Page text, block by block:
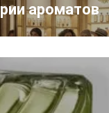
ароматов